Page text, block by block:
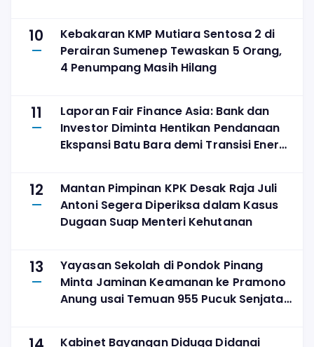
10
Kebakaran KMP Mutiara Sentosa 2 di
Perairan Sumenep Tewaskan 5 Orang,
4 Penumpang Masih Hilang
11
Laporan Fair Finance Asia: Bank dan
Investor Diminta Hentikan Pendanaan
Ekspansi Batu Bara demi Transisi Energi
12
Mantan Pimpinan KPK Desak Raja Juli
Antoni Segera Diperiksa dalam Kasus
Dugaan Suap Menteri Kehutanan
13
Yayasan Sekolah di Pondok Pinang
Minta Jaminan Keamanan ke Pramono
Anung usai Temuan 955 Pucuk Senjata
Kabinet Bayangan Diduga Didanai